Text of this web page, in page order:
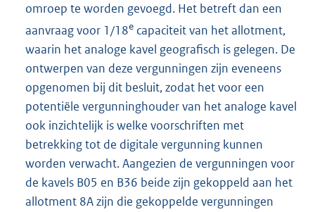
omroep te worden gevoegd. Het betreft dan een
aanvraag voor 1/18e capaciteit van het allotment,
waarin het analoge kavel geografisch is gelegen. De
ontwerpen van deze vergunningen zijn eveneens
opgenomen bij dit besluit, zodat het voor een
potentiële vergunninghouder van het analoge kavel
ook inzichtelijk is welke voorschriften met
betrekking tot de digitale vergunning kunnen
worden verwacht. Aangezien de vergunningen voor
de kavels B05 en B36 beide zijn gekoppeld aan het
allotment 8A zijn die gekoppelde vergunningen